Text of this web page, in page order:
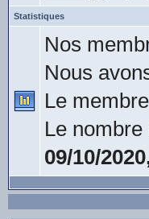
Statistiques
Nos
Nous
Le
Le
09/10/